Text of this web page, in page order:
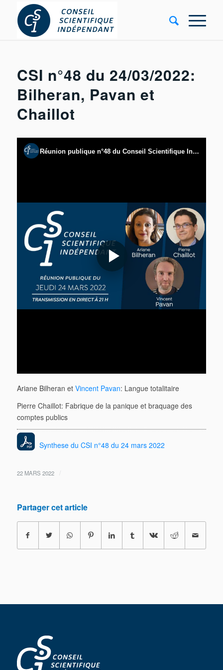
CSI n°48 du 24/03/2022:
Bilheran, Pavan et
Chaillot
Ariane Bilheran et Vincent Pavan: Langue totalitaire
Pierre Chaillot: Fabrique de la panique et braquage des
comptes publics
Synthese du CSI n°48 du 24 mars 2022
22 MARS 2022 /
Partager cet article